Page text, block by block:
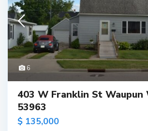
6
403 W Franklin St Waupun
53963
$ 135,000